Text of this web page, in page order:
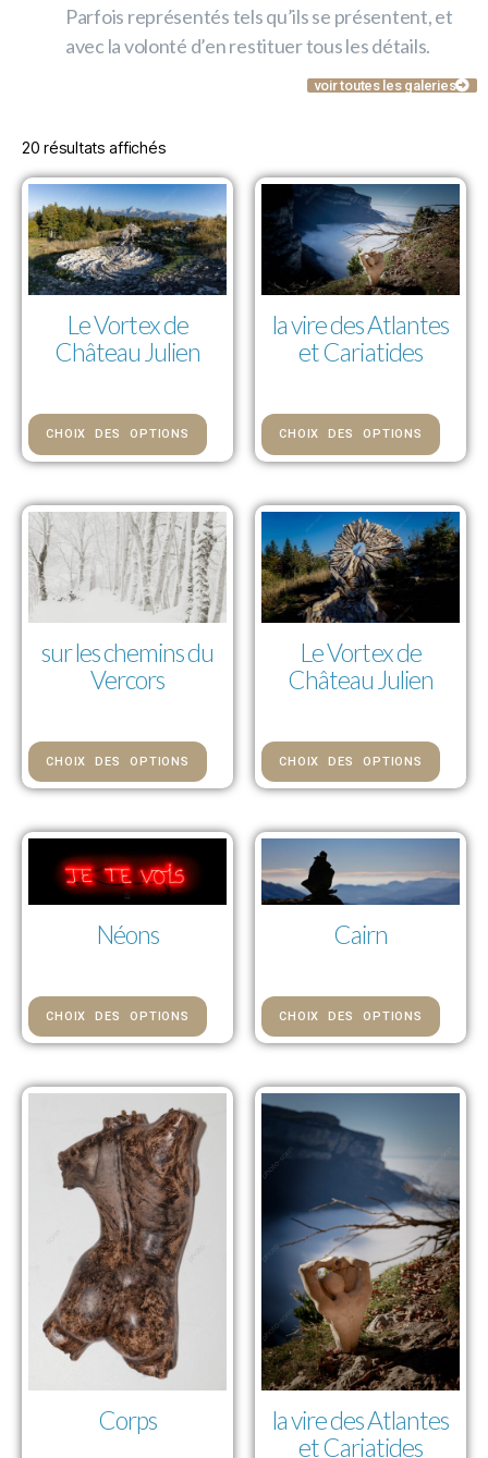
Parfois représentés tels qu’ils se présentent, et
avec la volonté d’en restituer tous les détails.
voir toutes les galeries
20 résultats affichés
Le Vortex de
Château Julien
CHOIX DES OPTIONS
la vire des Atlantes
et Cariatides
CHOIX DES OPTIONS
sur les chemins du
Vercors
CHOIX DES OPTIONS
Le Vortex de
Château Julien
CHOIX DES OPTIONS
Néons
CHOIX DES OPTIONS
Cairn
CHOIX DES OPTIONS
Corps
la vire des Atlantes
et Cariatides